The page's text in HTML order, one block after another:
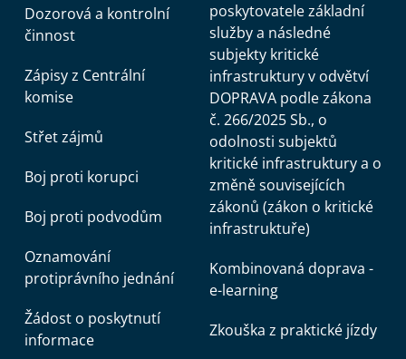
Dozorová a kontrolní
činnost
Zápisy z Centrální
komise
Střet zájmů
Boj proti korupci
Boj proti podvodům
Oznamování
protiprávního jednání
Žádost o poskytnutí
informace
poskytovatele základní
služby a následné
subjekty kritické
infrastruktury v odvětví
DOPRAVA podle zákona
č. 266/2025 Sb., o
odolnosti subjektů
kritické infrastruktury a o
změně souvisejících
zákonů (zákon o kritické
infrastruktuře)
Kombinovaná doprava -
e-learning
Zkouška z praktické jízdy